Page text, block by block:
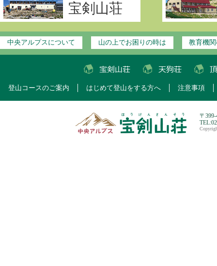
宝剣山荘
中央アルプスについて 山の上でお困りの時は 教育機
登山コースのご案内 はじめて登山をする方へ 注意事項
〒